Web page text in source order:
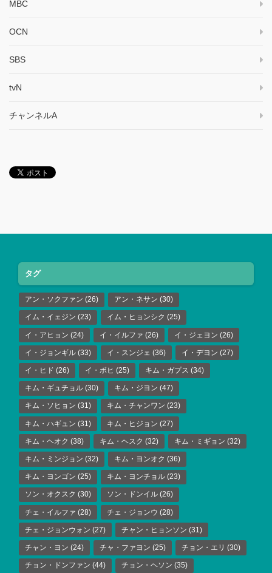
MBC
OCN
SBS
tvN
チャンネルA
タグ
アン・ソクファン (26) アン・ネサン (30)
イム・イェジン (23) イム・ヒョンシク (25)
イ・アヒョン (24) イ・イルファ (26) イ・ジェヨン (26)
イ・ジョンギル (33) イ・スンジェ (36) イ・デヨン (27)
イ・ヒド (26) イ・ボヒ (25) キム・ガプス (34)
キム・ギュチョル (30) キム・ジヨン (47)
キム・ソヒョン (31) キム・チャンワン (23)
キム・ハギュン (31) キム・ヒジョン (27)
キム・ヘオク (38) キム・ヘスク (32) キム・ミギョン (32)
キム・ミンジョン (32) キム・ヨンオク (36)
キム・ヨンゴン (25) キム・ヨンチョル (23)
ソン・オクスク (30) ソン・ドンイル (26)
チェ・イルファ (28) チェ・ジョンウ (28)
チェ・ジョンウォン (27) チャン・ヒョンソン (31)
チャン・ヨン (24) チャ・ファヨン (25) チョン・エリ (30)
チョン・ドンファン (44) チョン・ヘソン (35)